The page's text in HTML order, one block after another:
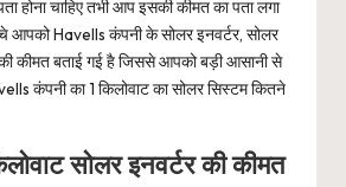
होना चाहिए तभी आप इसकी कीमत का पता लगा
आपको Havells कंपनी के सोलर इनवर्टर, सोलर
कीमत बताई गई है जिससे आपको बड़ी आसानी से
कंपनी का 1 किलोवाट का सोलर सिस्टम कितने
सोलर इनवर्टर की कीमत